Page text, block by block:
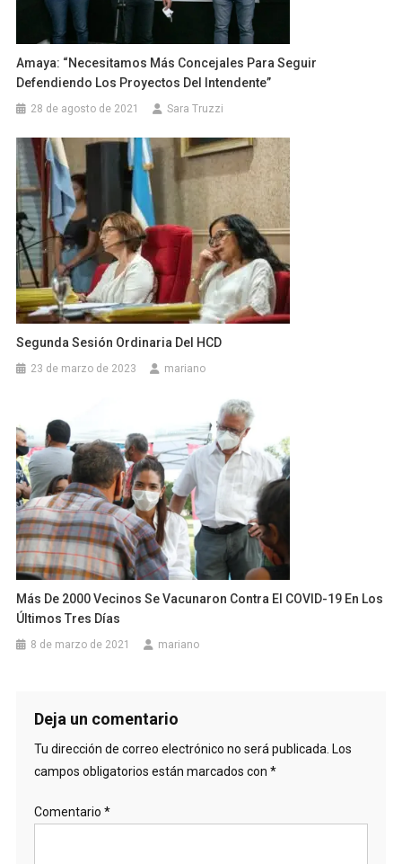
Amaya: “necesitamos Más Concejales Para Seguir
Defendiendo Los Proyectos Del Intendente”
28 de agosto de 2021 Sara Truzzi
Segunda Sesión Ordinaria Del HCD
23 de marzo de 2023 mariano
Más De 2000 Vecinos Se Vacunaron Contra El COVID-19 En Los
Últimos Tres Días
8 de marzo de 2021 mariano
Deja un comentario
Tu dirección de correo electrónico no será publicada. Los
campos obligatorios están marcados con *
Comentario *